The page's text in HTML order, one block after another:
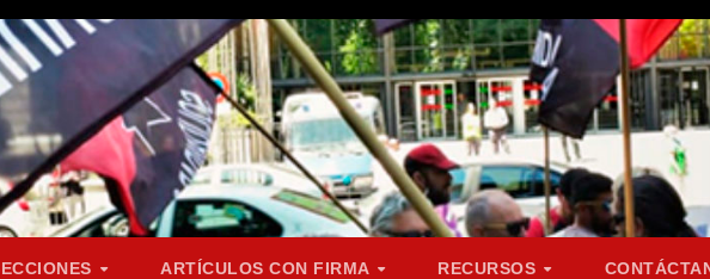
ARTÍCULOS CON FIRMA RECURSOS